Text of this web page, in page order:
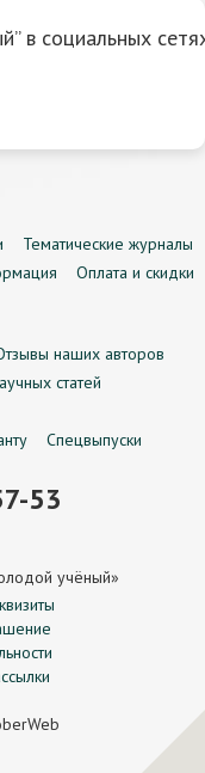
в социальных
Тематические журналы
Оплата и скидки
наших авторов
статей
Спецвыпуски
53
учёный»